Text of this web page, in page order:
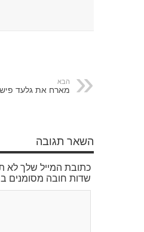
הבא
מארח את גלעד
השאר תגובה
כתובת המייל שלך לא
שדות חובה מסומנים ב